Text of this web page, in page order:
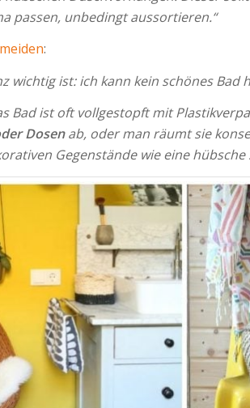
passen, unbedingt aussortieren.“
:
wichtig ist: ich kann kein schönes
Bad ist oft vollgestopft mit
Dosenab, oder man räumt sie
Gegenstände wie eine